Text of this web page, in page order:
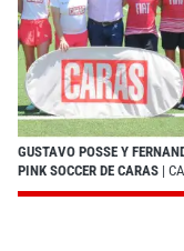
GUSTAVO POSSE Y
PINK SOCCER DE CARAS |